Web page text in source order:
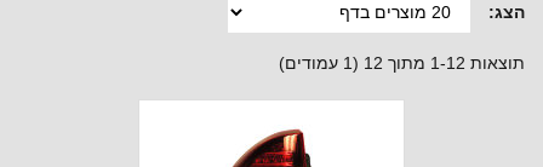
הצג:
תוצאות 1-12 מתוך 12 (1 עמודים)